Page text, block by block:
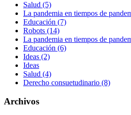
Salud (5)
La pandemia en tiempos de
Educación (7)
Robots (14)
La pandemia en tiempos de
Educación (6)
Ideas (2)
Ideas
Salud (4)
Derecho consuetudinario (8)
Archivos